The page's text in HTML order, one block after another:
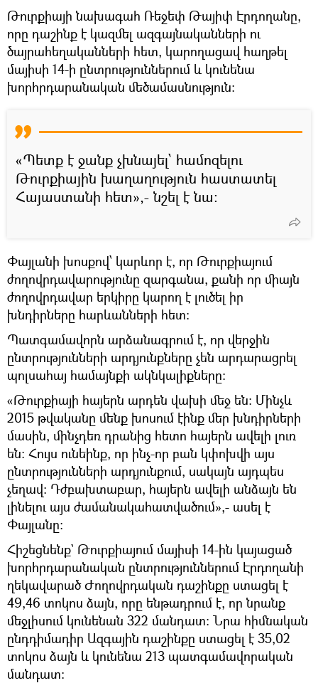
Թուրքիայի նախագահ Ռեջեփ Թայիփ Էրդողանը,
որը դաշինք է կազմել ազգայնականների ու
ծայրահեղականների հետ, կարողացավ հաղթել
մայիսի 14-ի ընտրություններում և կունենա
խորհրդարանական մեծամասնություն։
«Պետք է ջանք չխնայել՝ համոզելու
Թուրքիային խաղաղություն հաստատել
Հայաստանի հետ»,- նշել է նա։
Փայլանի խոսքով՝ կարևոր է, որ Թուրքիայում
ժողովրդավարությունը զարգանա, քանի որ միայն
ժողովրդավար երկիրը կարող է լուծել իր
խնդիրները հարևանների հետ։
Պատգամավորն արձանագրում է, որ վերջին
ընտրությունների արդյունքները չեն արդարացրել
պոլսահայ համայնքի ակնկալիքները։
«Թուրքիայի հայերն արդեն վախի մեջ են։ Մինչև
2015 թվականը մենք խոսում էինք մեր խնդիրների
մասին, մինչդեռ դրանից հետո հայերն ավելի լուռ
են։ Հույս ունեինք, որ ինչ-որ բան կփոխվի այս
ընտրությունների արդյունքում, սակայն այդպես
չեղավ։ Դժբախտաբար, հայերն ավելի անձայն են
լինելու այս ժամանակահատվածում»,- ասել է
Փայլանը։
Հիշեցնենք` Թուրքիայում մայիսի 14-ին կայացած
խորհրդարանական ընտրություններում Էրդողանի
ղեկավարած Ժողովրդական դաշինքը ստացել է
49,46 տոկոս ձայն, որը ենթադրում է, որ նրանք
մեջլիսում կունենան 322 մանդատ։ Նրա հիմնական
ընդդիմադիր Ազգային դաշինքը ստացել է 35,02
տոկոս ձայն և կունենա 213 պատգամավորական
մանդատ։